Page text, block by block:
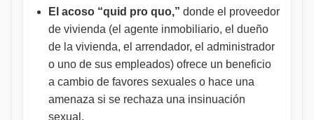
El acoso “quid pro quo,” donde el proveedor
de vivienda (el agente inmobiliario, el dueño
de la vivienda, el arrendador, el administrador
o uno de sus empleados) ofrece un beneficio
a cambio de favores sexuales o hace una
amenaza si se rechaza una insinuación
sexual.